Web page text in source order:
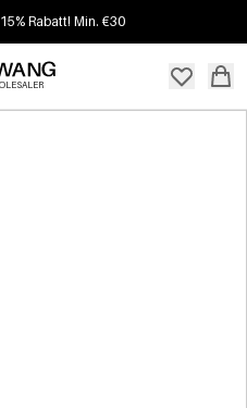
Rabatt! Min. €30